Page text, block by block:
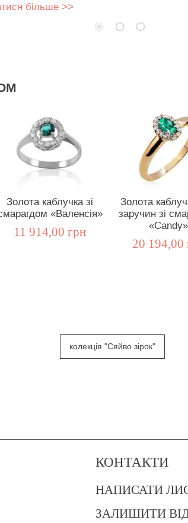
більше >>
Золота каблучка зі
«Валенсія»
11 914,00 грн
Золота
заручин зі
«Candy»
20 194,00
колекція "Сяйво зірок"
КОНТАКТИ
НАПИСАТИ
ЗАЛИШИТИ